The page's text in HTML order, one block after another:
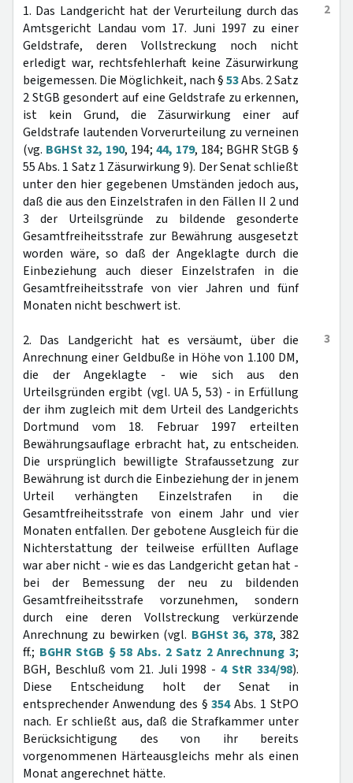
2
1. Das Landgericht hat der Verurteilung durch das
Amtsgericht Landau vom 17. Juni 1997 zu einer
Geldstrafe, deren Vollstreckung noch nicht
erledigt war, rechtsfehlerhaft keine Zäsurwirkung
beigemessen. Die Möglichkeit, nach §53Abs. 2 Satz
2 StGB gesondert auf eine Geldstrafe zu erkennen,
ist kein Grund, die Zäsurwirkung einer auf
Geldstrafe lautenden Vorverurteilung zu verneinen
(vg. BGHSt 32, 190, 194; 44, 179, 184; BGHR StGB §
55 Abs. 1 Satz 1 Zäsurwirkung 9). Der Senat schließt
unter den hier gegebenen Umständen jedoch aus,
daß die aus den Einzelstrafen in den Fällen II 2 und
3 der Urteilsgründe zu bildende gesonderte
Gesamtfreiheitsstrafe zur Bewährung ausgesetzt
worden wäre, so daß der Angeklagte durch die
Einbeziehung auch dieser Einzelstrafen in die
Gesamtfreiheitsstrafe von vier Jahren und fünf
Monaten nicht beschwert ist.
3
2. Das Landgericht hat es versäumt, über die
Anrechnung einer Geldbuße in Höhe von 1.100 DM,
die der Angeklagte - wie sich aus den
Urteilsgründen ergibt (vgl. UA 5, 53) - in Erfüllung
der ihm zugleich mit dem Urteil des Landgerichts
Dortmund vom 18. Februar 1997 erteilten
Bewährungsauflage erbracht hat, zu entscheiden.
Die ursprünglich bewilligte Strafaussetzung zur
Bewährung ist durch die Einbeziehung der in jenem
Urteil verhängten Einzelstrafen in die
Gesamtfreiheitsstrafe von einem Jahr und vier
Monaten entfallen. Der gebotene Ausgleich für die
Nichterstattung der teilweise erfüllten Auflage
war aber nicht - wie es das Landgericht getan hat -
bei der Bemessung der neu zu bildenden
Gesamtfreiheitsstrafe vorzunehmen, sondern
durch eine deren Vollstreckung verkürzende
Anrechnung zu bewirken (vgl. BGHSt 36, 378, 382
ff.; BGHR StGB § 58 Abs. 2 Satz 2 Anrechnung 3;
BGH, Beschluß vom 21. Juli 1998 -4 StR 334/98).
Diese Entscheidung holt der Senat in
entsprechender Anwendung des §354Abs. 1 StPO
nach. Er schließt aus, daß die Strafkammer unter
Berücksichtigung des von ihr bereits
vorgenommenen Härteausgleichs mehr als einen
Monat angerechnet hätte.